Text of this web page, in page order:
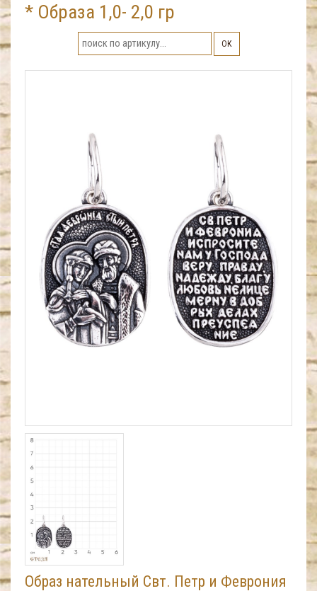
* Образа 1,0- 2,0 гр
ОК
Образ нательный Свт. Петр и Феврония